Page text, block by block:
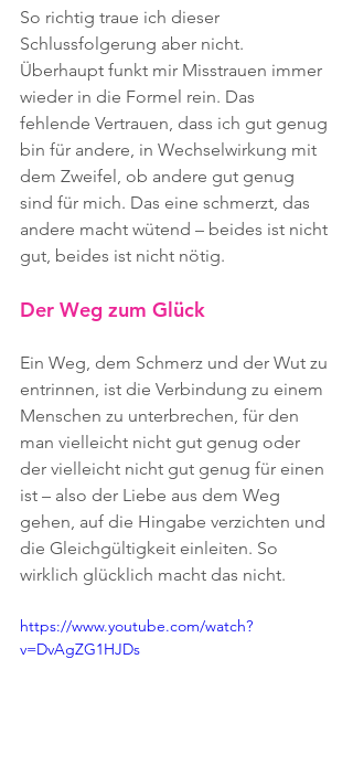
So richtig traue ich dieser
Schlussfolgerung aber nicht.
Überhaupt funkt mir Misstrauen immer
wieder in die Formel rein. Das
fehlende Vertrauen, dass ich gut genug
bin für andere, in Wechselwirkung mit
dem Zweifel, ob andere gut genug
sind für mich. Das eine schmerzt, das
andere macht wütend – beides ist nicht
gut, beides ist nicht nötig.
Der Weg zum Glück
Ein Weg, dem Schmerz und der Wut zu
entrinnen, ist die Verbindung zu einem
Menschen zu unterbrechen, für den
man vielleicht nicht gut genug oder
der vielleicht nicht gut genug für einen
ist – also der Liebe aus dem Weg
gehen, auf die Hingabe verzichten und
die Gleichgültigkeit einleiten. So
wirklich glücklich macht das nicht.
https://www.youtube.com/watch?
v=DvAgZG1HJDs